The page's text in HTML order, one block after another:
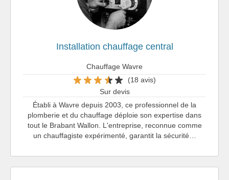
Installation chauffage central
Chauffage Wavre
(18 avis)
Sur devis
Établi à Wavre depuis 2003, ce professionnel de la
plomberie et du chauffage déploie son expertise dans
tout le Brabant Wallon. L'entreprise, reconnue comme
un chauffagiste expérimenté, garantit la sécurité…